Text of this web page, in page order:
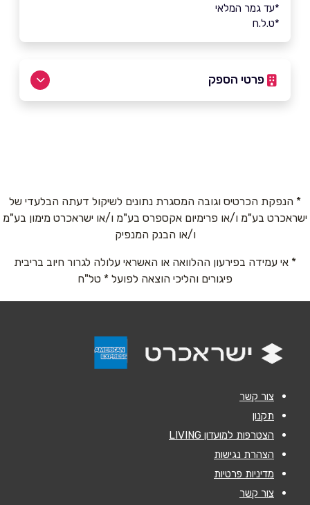
*עד גמר המלאי
*ט.ל.ח
פרטי הספק
טלפון*
הודעה *
* הנפקת הכרטיס וגובה המסגרת נתונים לשיקול דעתה הבלעדי של
ישראכרט בע"מ ו/או פרימיום אקספרס בע"מ ו/או ישראכרט מימון בע"מ
ו/או הבנק המנפיק
* אי עמידה בפירעון ההלוואה או האשראי עלולה לגרור חיוב בריבית
פיגורים והליכי הוצאה לפועל * טל"ח
צור קשר
תקנון
הצטרפות למועדון LIVING
הצהרת נגישות
מדיניות פרטיות
צור קשר